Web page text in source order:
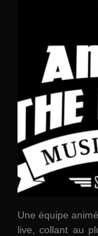
Une équipe
live, collant au